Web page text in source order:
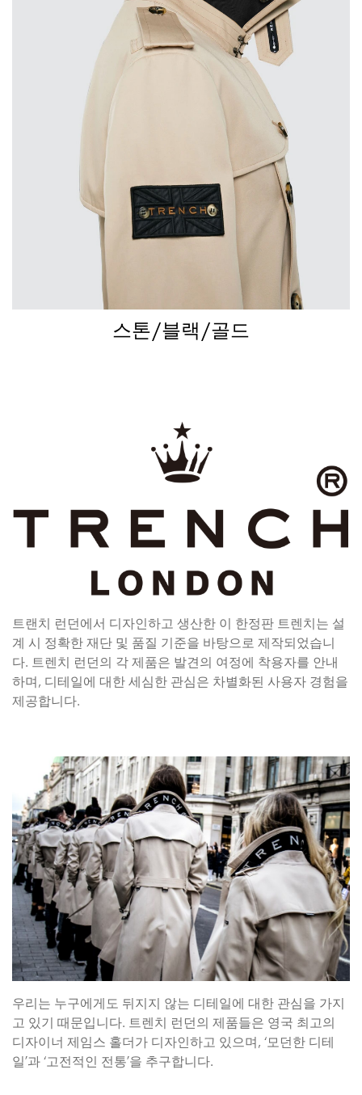
스톤/블랙/골드
트랜치 런던에서 디자인하고 생산한 이 한정판 트렌치는 설
계 시 정확한 재단 및 품질 기준을 바탕으로 제작되었습니
다. 트렌치 런던의 각 제품은 발견의 여정에 착용자를 안내
하며, 디테일에 대한 세심한 관심은 차별화된 사용자 경험을
제공합니다.
우리는 누구에게도 뒤지지 않는 디테일에 대한 관심을 가지
고 있기 때문입니다. 트렌치 런던의 제품들은 영국 최고의
디자이너 제임스 홀더가 디자인하고 있으며, ‘모던한 디테
일’과 ‘고전적인 전통’을 추구합니다.